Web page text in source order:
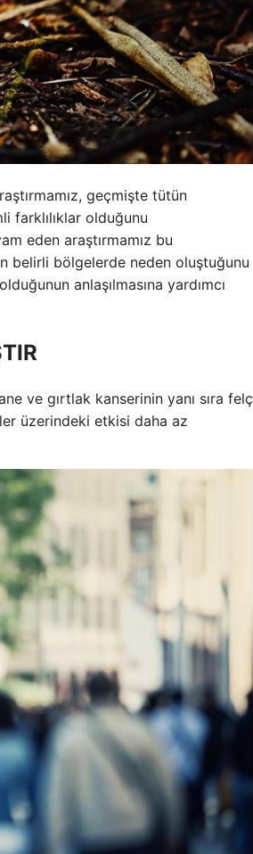
geçmişte tütün
farklılıklar olduğunu
eden araştırmamız bu
belirli bölgelerde neden oluştuğunu
anlaşılmasına yardımcı
ve gırtlak kanserinin yanı sıra felç
üzerindeki etkisi daha az